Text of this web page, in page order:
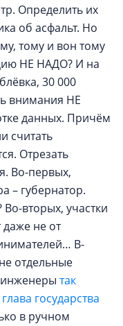
Определить их
об асфальт. Но
тому и вон тому
НЕ НАДО? И на
30 000
внимания НЕ
данных. Причём
считать
Отрезать
Во-первых,
– губернатор.
вторых, участки
не от
В-
отдельные
инженеры так
государства
в ручном